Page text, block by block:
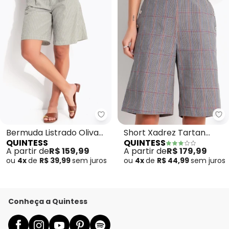
Quintess - Bermuda Listrado
Bermuda Listrado Oliva
em Poliéster com
Algodão
QUINTESS
A partir deR$ 159,99
ou 4xde R$ 39,99sem juros
Short Xadrez Tartan
Cinza em Tecido Sarjado
QUINTESS
A partir deR$ 179,99
ou 4xde R$ 44,99sem juros
Conheça a Quintess